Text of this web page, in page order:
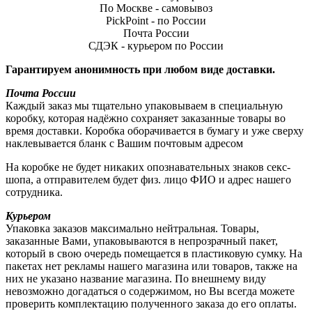
По Москве - самовывоз
PickPoint - по России
Почта России
СДЭК - курьером по России
Гарантируем анонимность при любом виде доставки.
Почта России
Каждый заказ мы тщательно упаковываем в специальную
коробку, которая надёжно сохраняет заказанные товары во
время доставки. Коробка оборачивается в бумагу и уже сверху
наклевывается бланк с Вашим почтовым адресом
На коробке не будет никаких опознавательных знаков секс-
шопа, а отправителем будет физ. лицо ФИО и адрес нашего
сотрудника.
Курьером
Упаковка заказов максимально нейтральная. Товары,
заказанные Вами, упаковываются в непрозрачный пакет,
который в свою очередь помещается в пластиковую сумку. На
пакетах нет рекламы нашего магазина или товаров, также на
них не указано название магазина. По внешнему виду
невозможно догадаться о содержимом, но Вы всегда можете
проверить комплектацию полученного заказа до его оплаты.